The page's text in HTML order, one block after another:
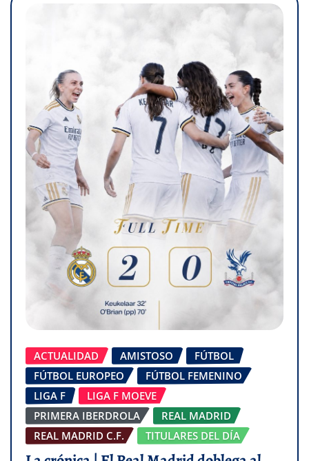
ACTUALIDAD AMISTOSO
FÚTBOL
FÚTBOL EUROPEO
FÚTBOL FEMENINO
LIGA F
LIGA F MOEVE
PRIMERA IBERDROLA
REAL MADRID
REAL MADRID C.F.
TITULARES DEL DÍA